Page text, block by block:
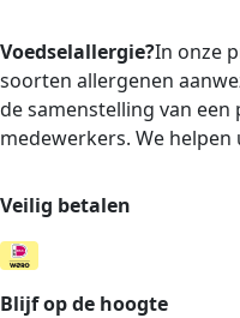
Voedselallergie?In onze
soorten allergenen
de samenstelling van een
medewerkers. We helpen
Veilig betalen
Blijf op de hoogte